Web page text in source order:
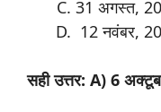
31 अगस्त,
12 नवंबर,
सही उत्तर: A) 6